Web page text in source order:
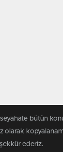
bütün
ederiz.